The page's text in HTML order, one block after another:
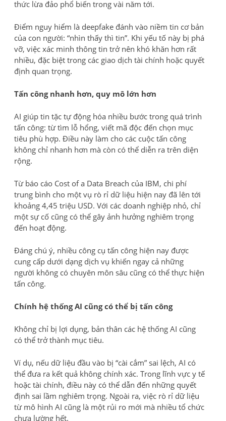
thức lừa đảo phổ biến trong vài năm tới.
Điểm nguy hiểm là deepfake đánh vào niềm tin cơ bản
của con người: “nhìn thấy thì tin”. Khi yếu tố này bị phá
vỡ, việc xác minh thông tin trở nên khó khăn hơn rất
nhiều, đặc biệt trong các giao dịch tài chính hoặc quyết
định quan trọng.
Tấn công nhanh hơn, quy mô lớn hơn
AI giúp tin tặc tự động hóa nhiều bước trong quá trình
tấn công: từ tìm lỗ hổng, viết mã độc đến chọn mục
tiêu phù hợp. Điều này làm cho các cuộc tấn công
không chỉ nhanh hơn mà còn có thể diễn ra trên diện
rộng.
Từ báo cáo Cost of a Data Breach của IBM, chi phí
trung bình cho một vụ rò rỉ dữ liệu hiện nay đã lên tới
khoảng 4,45 triệu USD. Với các doanh nghiệp nhỏ, chỉ
một sự cố cũng có thể gây ảnh hưởng nghiêm trọng
đến hoạt động.
Đáng chú ý, nhiều công cụ tấn công hiện nay được
cung cấp dưới dạng dịch vụ khiến ngay cả những
người không có chuyên môn sâu cũng có thể thực hiện
tấn công.
Chính hệ thống AI cũng có thể bị tấn công
Không chỉ bị lợi dụng, bản thân các hệ thống AI cũng
có thể trở thành mục tiêu.
Ví dụ, nếu dữ liệu đầu vào bị “cài cắm” sai lệch, AI có
thể đưa ra kết quả không chính xác. Trong lĩnh vực y tế
hoặc tài chính, điều này có thể dẫn đến những quyết
định sai lầm nghiêm trọng. Ngoài ra, việc rò rỉ dữ liệu
từ mô hình AI cũng là một rủi ro mới mà nhiều tổ chức
chưa lường hết.